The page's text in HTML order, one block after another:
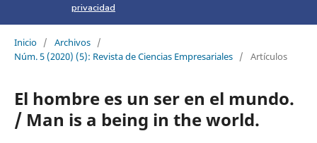
privacidad
Inicio / Archivos /
Núm. 5 (2020) (5): Revista de Ciencias Empresariales / Artículos
El hombre es un ser en el mundo.
/ Man is a being in the world.